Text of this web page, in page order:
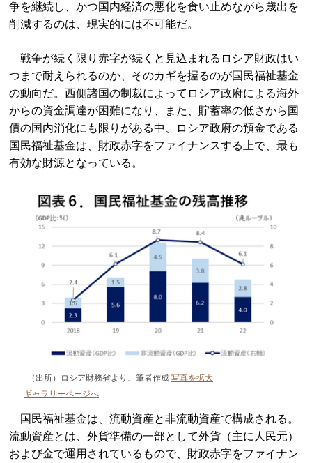
争を継続し、かつ国内経済の悪化を食い止めながら歳出を
削減するのは、現実的には不可能だ。
戦争が続く限り赤字が続くと見込まれるロシア財政はい
つまで耐えられるのか、そのカギを握るのが国民福祉基金
の動向だ。西側諸国の制裁によってロシア政府による海外
からの資金調達が困難になり、また、貯蓄率の低さから国
債の国内消化にも限りがある中、ロシア政府の預金である
国民福祉基金は、財政赤字をファイナンスする上で、最も
有効な財源となっている。
（出所）ロシア財務省より、筆者作成 写真を拡大
ギャラリーページへ
国民福祉基金は、流動資産と非流動資産で構成される。
流動資産とは、外貨準備の一部として外貨（主に人民元）
および金で運用されているもので、財政赤字をファイナン